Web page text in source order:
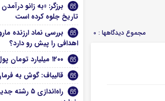
مجموع دیدگاهها : 0
برزگر: «به زانو
تاریخ جلوه کرده است
بررسی نماد ارزنده
اهدافی را پیش رو دارد؟
۱۲۰۰ میلیارد تومان پول حقیقی وارد بازار سهام شد
قالیباف: گوش به
راه‌اندازی